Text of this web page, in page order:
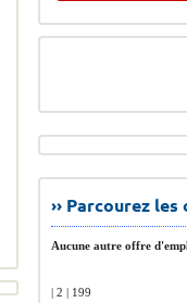
›› Parcourez
Aucune autre offre
| 2 | 199